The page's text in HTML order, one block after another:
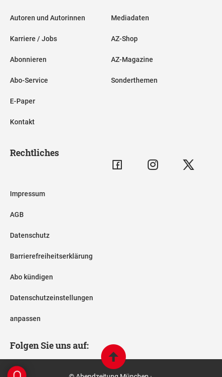
Autoren und Autorinnen
Karriere / Jobs
Abonnieren
Abo-Service
E-Paper
Kontakt
Mediadaten
AZ-Shop
AZ-Magazine
Sonderthemen
Rechtliches
Impressum
AGB
Datenschutz
Barrierefreiheitserklärung
Abo kündigen
Datenschutzeinstellungen
anpassen
Folgen Sie uns auf: